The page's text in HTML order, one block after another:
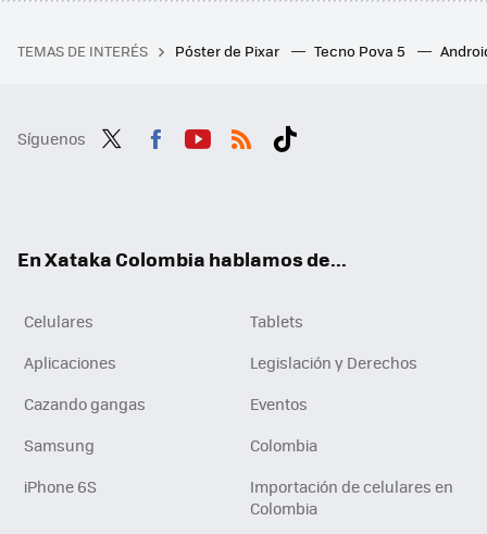
TEMAS DE INTERÉS Póster de Pixar Tecno Pova 5
Síguenos
En Xataka Colombia hablamos de...
Celulares
Tablets
Aplicaciones
Legislación y Derechos
Cazando gangas
Eventos
Samsung
Colombia
iPhone 6S
Importación de celulares en
Colombia